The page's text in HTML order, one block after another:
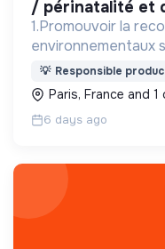
/ périnatalité et
1.Promouvoir la
environnementaux
Sensibiliser et
face aux défis
💡 Responsible
Paris, France and 1
6 days ago